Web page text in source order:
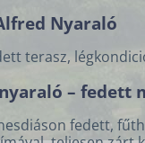
Nyaraló
terasz,
– fedett
fedett,